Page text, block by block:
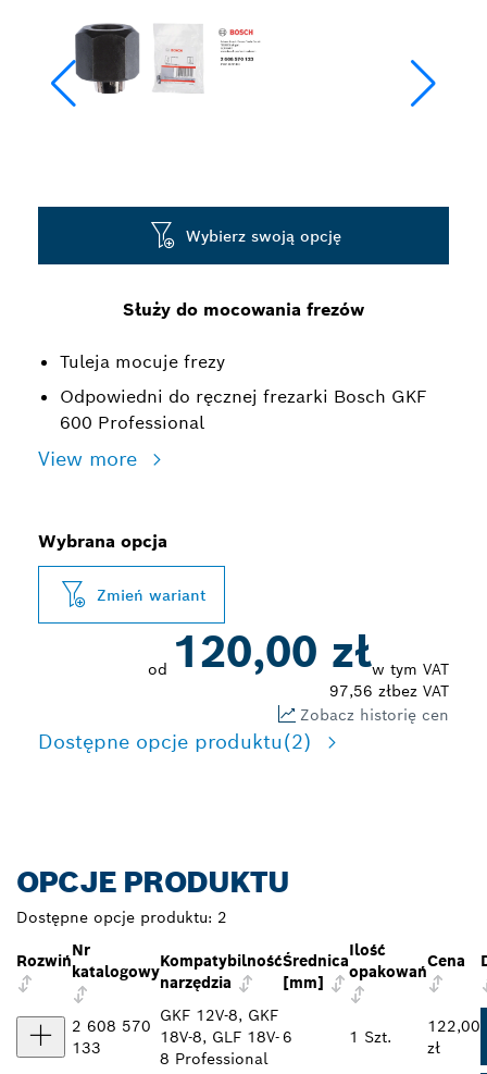
Służy do mocowania frezów
Tuleja mocuje frezy
Odpowiedni do ręcznej frezarki Bosch GKF
600 Professional
View more
Wybierz swoją opcję
Wybrana opcja
Zmień wariant
od 120,00 złw tym VAT
97,56 złbez VAT
Zobacz historię cen
Dostępne opcje produktu(2)
OPCJE PRODUKTU
Dostępne opcje produktu: 2
Rozwiń
Nr
katalogowy
Kompatybilność
narzędzia
Średnica
[mm]
Ilość
opakowań
Cena
2 608 570
133
GKF 12V-8, GKF
18V-8, GLF 18V-
8 Professional
6 1 Szt.
122,00
zł